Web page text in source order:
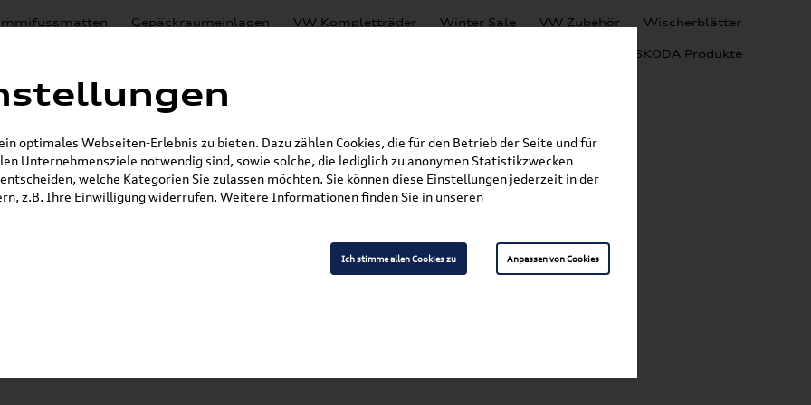
Gepäckraumeinlagen VW Kompletträder Winter Sale VW Zubehör Wischerblätter
SKODA Produkte
Lackierungen
E-Mail
t-a-car
Seite
nach Art. 13 DSGVO
optimales Webseiten-Erlebnis zu bieten. Dazu zählen Cookies, die für den Betrieb der Seite und für
Unternehmensziele notwendig sind, sowie solche, die lediglich zu anonymen Statistikzwecken
welche Kategorien Sie zulassen möchten. Sie können diese Einstellungen jederzeit in der
z.B. Ihre Einwilligung widerrufen. Weitere Informationen finden Sie in unseren
Ich stimme allen Cookies zu Anpassen von Cookies